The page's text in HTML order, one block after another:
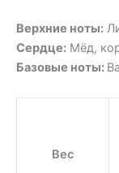
Верхние ноты:
Сердце: Мёд,
Базовые ноты:
Вес